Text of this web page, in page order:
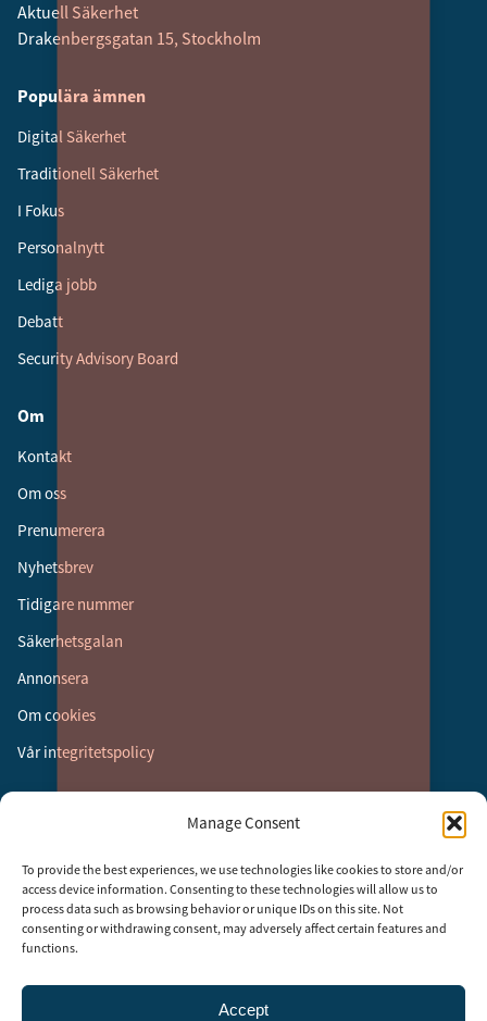
Manage Consent
To provide the best experiences, we use technologies like cookies to store and/or
access device information. Consenting to these technologies will allow us to
process data such as browsing behavior or unique IDs on this site. Not
consenting or withdrawing consent, may adversely affect certain features and
functions.
Accept
Aktuell Säkerhet
Drakenbergsgatan 15, Stockholm
Populära ämnen
Digital Säkerhet
Traditionell Säkerhet
I Fokus
Personalnytt
Lediga jobb
Debatt
Security Advisory Board
Om
Kontakt
Om oss
Prenumerera
Nyhetsbrev
Tidigare nummer
Säkerhetsgalan
Annonsera
Om cookies
Vår integritetspolicy
Instagram
LinkedIn